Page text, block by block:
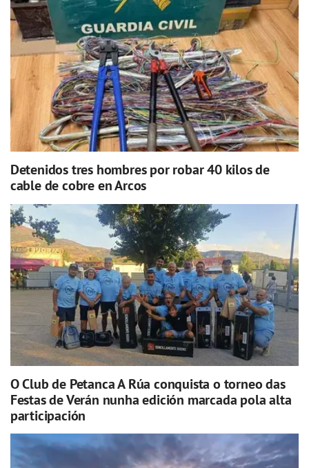
Detenidos tres hombres por robar 40 kilos de
cable de cobre en Arcos
O Club de Petanca A Rúa conquista o torneo das
Festas de Verán nunha edición marcada pola alta
participación